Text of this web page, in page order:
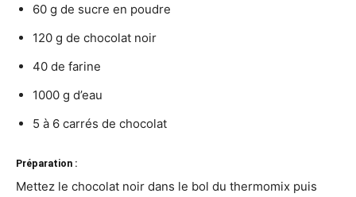
60 g de sucre en poudre
120 g de chocolat noir
40 de farine
1000 g d’eau
5 à 6 carrés de chocolat
Préparation :
Mettez le chocolat noir dans le bol du thermomix puis